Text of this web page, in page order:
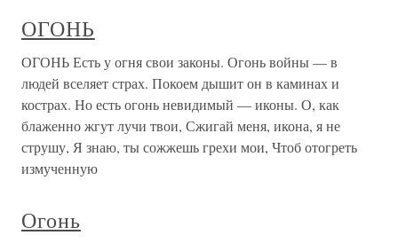
ОГОНЬ
ОГОНЬ Есть у огня свои законы. Огонь войны — в
людей вселяет страх. Покоем дышит он в каминах и
кострах. Но есть огонь невидимый — иконы. О, как
блаженно жгут лучи твои, Сжигай меня, икона, я не
струшу, Я знаю, ты сожжешь грехи мои, Чтоб отогреть
измученную
Огонь